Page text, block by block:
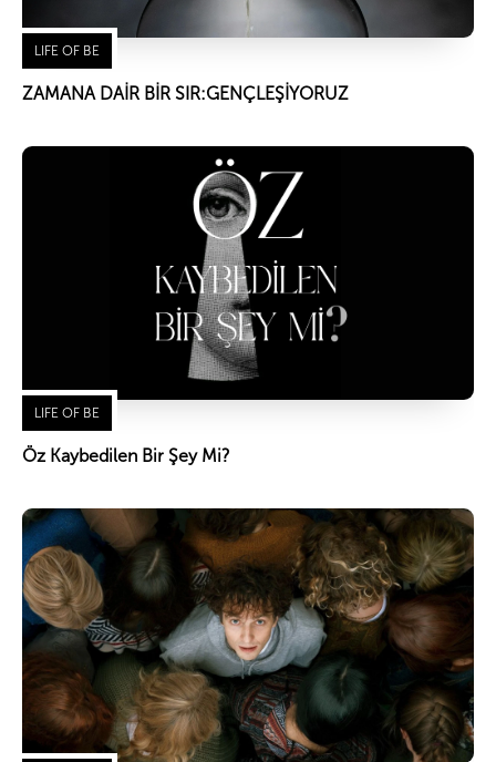
LIFE OF BE
ZAMANA DAİR BİR SIR:GENÇLEŞİYORUZ
LIFE OF BE
Öz Kaybedilen Bir Şey Mi?